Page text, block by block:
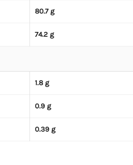
80.7 g
74.2 g
1.8 g
0.9 g
0.39 g